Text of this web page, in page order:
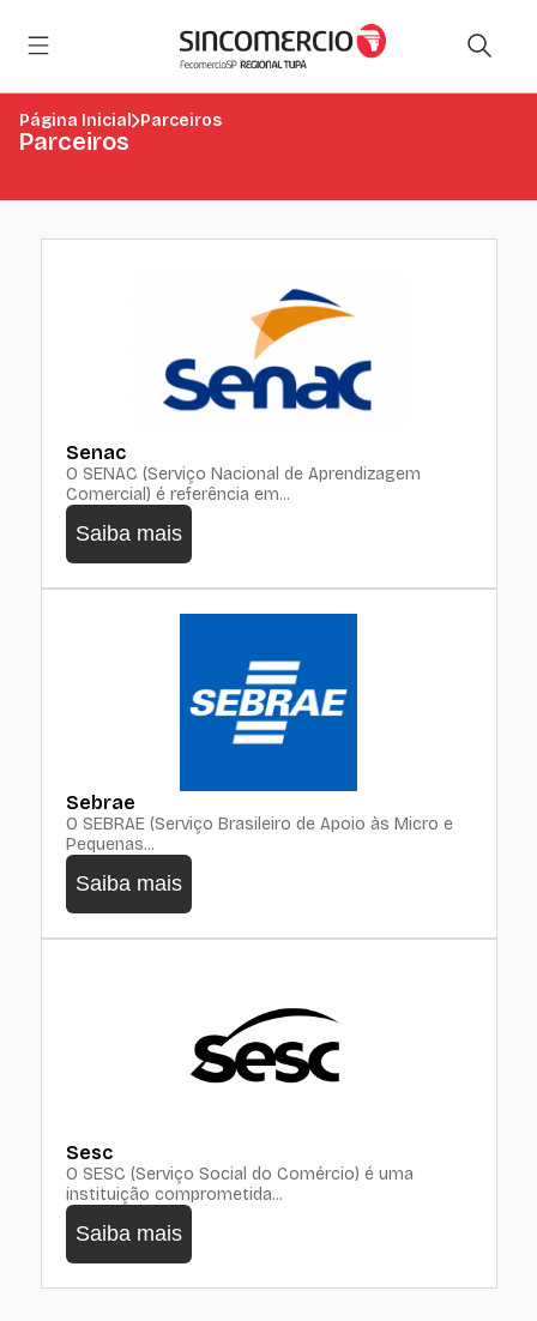
Página Inicial Parceiros
Parceiros
Senac
O SENAC (Serviço Nacional de Aprendizagem
Comercial) é referência em...
Saiba mais
Sebrae
O SEBRAE (Serviço Brasileiro de Apoio às Micro e
Pequenas...
Saiba mais
Sesc
O SESC (Serviço Social do Comércio) é uma
instituição comprometida...
Saiba mais